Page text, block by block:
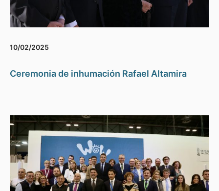
10/02/2025
Ceremonia de inhumación Rafael Altamira